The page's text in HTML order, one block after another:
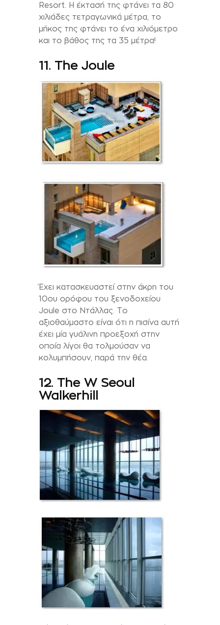
Resort. Η έκτασή της φτάνει τα 80
χιλιάδες τετραγωνικά μέτρα, το
μήκος της φτάνει το ένα χιλιόμετρο
και το βάθος της τα 35 μέτρα!
11. The Joule
Έχει κατασκευαστεί στην άκρη του
10ου ορόφου του ξενοδοχείου
Joule στο Ντάλλας. Το
αξιοθαύμαστο είναι ότι η πισίνα αυτή
έχει μία γυάλινη προεξοχή στην
οποία λίγοι θα τολμούσαν να
κολυμπήσουν, παρά την θέα.
12. The W Seoul
Walkerhill